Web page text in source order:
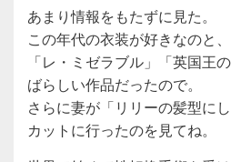
あまり情報をもたずに見た。
この年代の衣装が好きなのと
「レ・ミゼラブル」「英国王
ばらしい作品だったので。
さらに妻が「リリーの髪型に
カットに行ったのを見てね。